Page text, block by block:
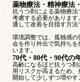
薬物療法・精神療法
抗うつ剤による薬物療
考慮する必要がありま
通して改善を目指す方法
環境調整では、孤独感
会を作り外出で気持ち
います。
70代・80代・90代の
高齢になるほど抗うつ
用リスクが高まるため
開始して少しずつ増やす